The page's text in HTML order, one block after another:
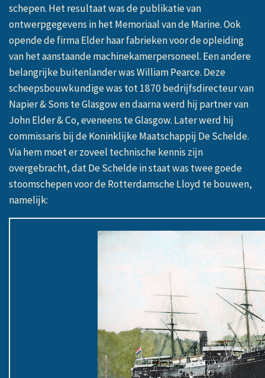
schepen. Het resultaat was de publikatie van
ontwerpgegevens in het Memoriaal van de Marine. Ook
opende de firma Elder haar fabrieken voor de opleiding
van het aanstaande machinekamerpersoneel. Een andere
belangrijke buitenlander was William Pearce. Deze
scheepsbouwkundige was tot 1870 bedrijfsdirecteur van
Napier & Sons te Glasgow en daarna werd hij partner van
John Elder & Co, eveneens te Glasgow. Later werd hij
commissaris bij de Koninklijke Maatschappij De Schelde.
Via hem moet er zoveel technische kennis zijn
overgebracht, dat De Schelde in staat was twee goede
stoomschepen voor de Rotterdamsche Lloyd te bouwen,
namelijk: